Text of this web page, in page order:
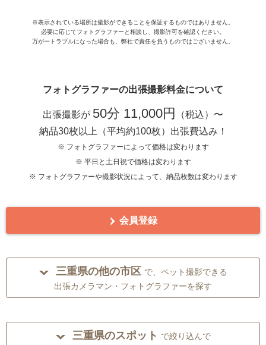
※表示されている場所は撮影ができることを保証するものではありません。
必要に応じてフォトグラファーと相談し、撮影許可を確認ください。
万が一トラブルになった場合も、弊社で責任を負うものではございません。
フォトグラファーの出張撮影料金について
出張撮影が 50分 11,000円
（税込）〜
納品30枚以上（平均約100枚）出張費込み！
※ フォトグラファーによって価格は変わります
※ 平日と土日祝で価格は変わります
※ フォトグラファーや撮影状況によって、納品枚数は変わります
会員登録
三重県の他の市区 で、ペット撮影できる
出張カメラマン・フォトグラファーを探す
三重県のスポット で絞り込んで